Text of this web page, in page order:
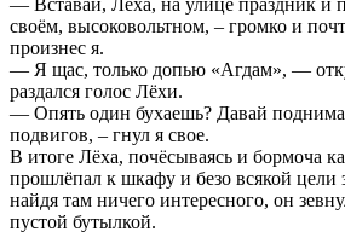
своём, высоковольтном, – громко и
произнес я.
— Я щас, только допью «Агдам», —
раздался голос Лёхи.
— Опять один бухаешь? Давай
подвигов, – гнул я свое.
В итоге Лёха, почёсываясь и бормоча
прошлёпал к шкафу и безо всякой цели
найдя там ничего интересного, он
пустой бутылкой.